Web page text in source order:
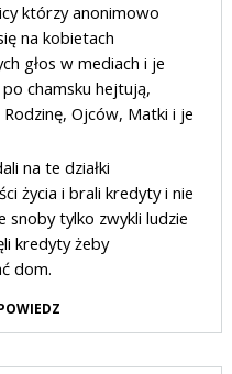
którzy anonimowo
na kobietach
głos w mediach i je
chamsku hejtują,
Ojców, Matki i je
na te działki
życia i brali kredyty i nie
snoby tylko zwykli ludzie
kredyty żeby
dom.